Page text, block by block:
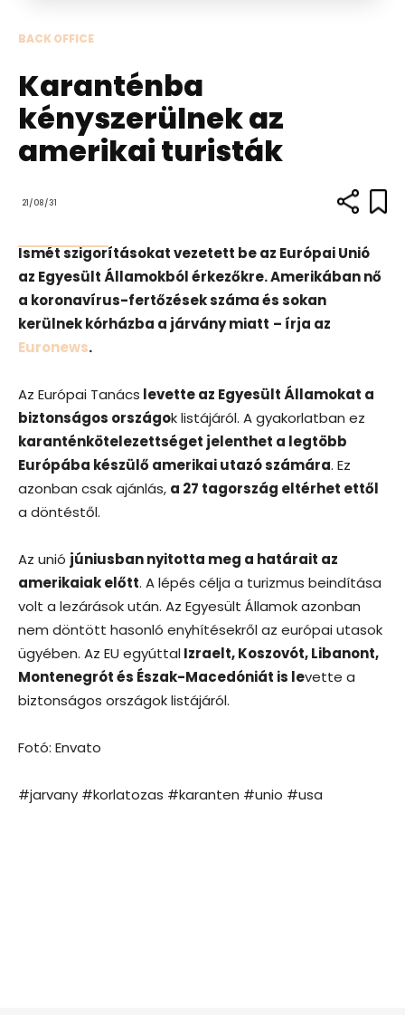
BACK OFFICE
Karanténba
kényszerülnek az
amerikai turisták
21/08/31
Ismét szigorításokat vezetett be az Európai Unió
az Egyesült Államokból érkezőkre. Amerikában nő
a koronavírus-fertőzések száma és sokan
kerülnek kórházba a járvány miatt – írja az
Euronews.
Az Európai Tanács levette az Egyesült Államokat a
biztonságos országok listájáról. A gyakorlatban ez
karanténkötelezettséget jelenthet a legtöbb
Európába készülő amerikai utazó számára. Ez
azonban csak ajánlás, a 27 tagország eltérhet ettől
a döntéstől.
Az unió júniusban nyitotta meg a határait az
amerikaiak előtt. A lépés célja a turizmus beindítása
volt a lezárások után. Az Egyesült Államok azonban
nem döntött hasonló enyhítésekről az európai utasok
ügyében. Az EU egyúttalIzraelt, Koszovót, Libanont,
Montenegrót és Észak-Macedóniát is levette a
biztonságos országok listájáról.
Fotó: Envato
#jarvany #korlatozas #karanten #unio #usa